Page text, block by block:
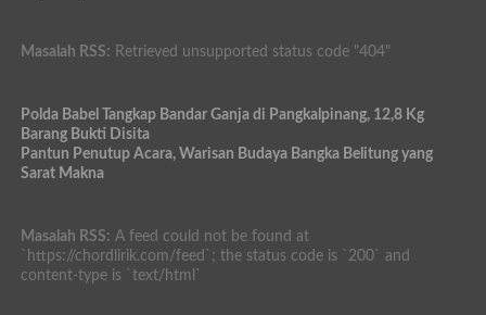
Masalah RSS: Retrieved unsupported status code "404"
Polda Babel Tangkap Bandar Ganja di Pangkalpinang, 12,8 Kg
Barang Bukti Disita
Pantun Penutup Acara, Warisan Budaya Bangka Belitung yang
Sarat Makna
Masalah RSS: A feed could not be found at
`https://chordlirik.com/feed`; the status code is `200` and
content-type is `text/html`